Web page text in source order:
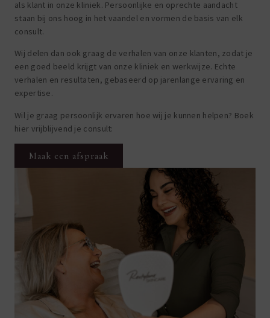
als klant in onze kliniek. Persoonlijke en oprechte aandacht
staan bij ons hoog in het vaandel en vormen de basis van elk
consult.
Wij delen dan ook graag de verhalen van onze klanten, zodat je
een goed beeld krijgt van onze kliniek en werkwijze. Echte
verhalen en resultaten, gebaseerd op jarenlange ervaring en
expertise.
Wil je graag persoonlijk ervaren hoe wij je kunnen helpen? Boek
hier vrijblijvend je consult:
Maak een afspraak